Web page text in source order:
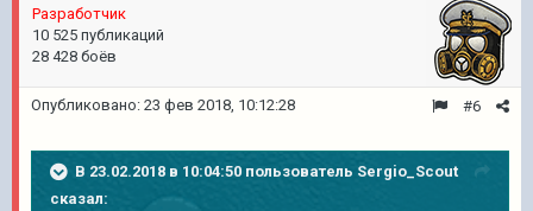
Разработчик
10 525 публикаций
28 428 боёв
#6
Опубликовано: 23 фев 2018, 10:12:28
В 23.02.2018 в 10:04:50 пользователь Sergio_Scout
сказал: